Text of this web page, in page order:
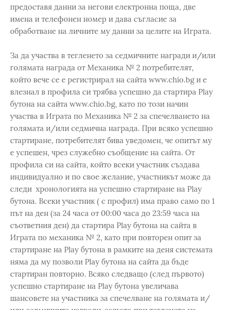
предоставя данни за негови електронна поща, две
имена и телефонен номер и дава съгласие за
обработване на личните му данни за целите на Играта.
За да участва в тегленето за седмичните награди и/или
голямата награда от Механика № 2 потребителят,
който вече се е регистрирал на сайта www.chio.bg и е
влезнал в профила си трябва успешно да стартира Play
бутона на сайта www.chio.bg, като по този начин
участва в Играта по Механика № 2 за спечелването на
голямата и/или седмична награда. При всяко успешно
стартиране, потребителят бива уведомен, че опитът му
е успешен, чрез служебно съобщение на сайта. От
профила си на сайта, който всеки участник създава
индивидуално и по свое желание, участникът може да
следи хронологията на успешно стартиране на Play
бутона. Всеки участник ( с профил) има право само по 1
път на ден (за 24 часа от 00:00 часа до 23:59 часа на
съответния ден) да стартира Play бутона на сайта в
Играта по механика № 2, като при повторен опит за
стартиране на Play бутона в рамките на деня системата
няма да му позволи Play бутона на сайта да бъде
стартиран повторно. Всяко следващо (след първото)
успешно стартиране на Play бутона увеличава
шансовете на участника за спечелване на голямата и/